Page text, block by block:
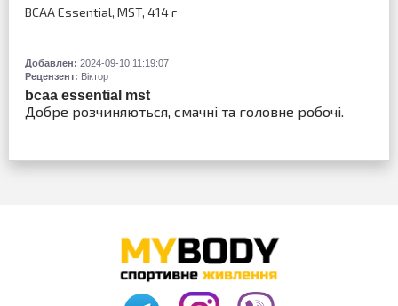
BCAA Essential, MST, 414 г
Добавлен: 2024-09-10 11:19:07
Рецензент: Віктор
bcaa essential mst
Добре розчиняються, смачні та головне робочі.